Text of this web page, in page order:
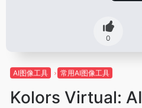
0
AI图像工具 常用AI图像工具
Kolors Virtual: AI